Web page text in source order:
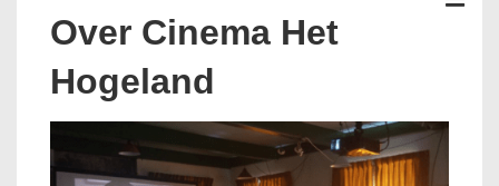
Over Cinema Het
Hogeland